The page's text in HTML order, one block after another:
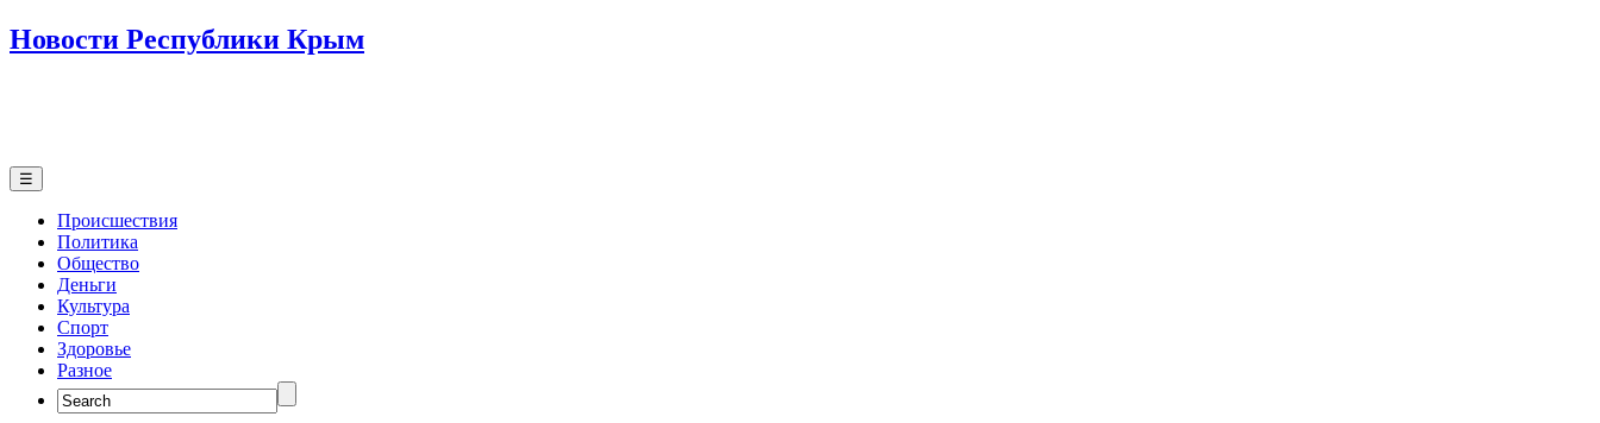
Новости Республики Крым
☰
Происшествия
Политика
Общество
Деньги
Культура
Спорт
Здоровье
Разное
Search
for: